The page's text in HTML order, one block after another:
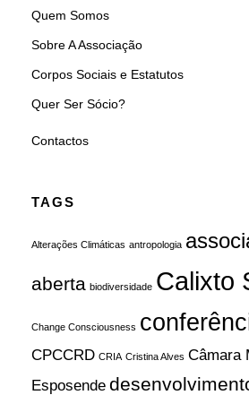
Quem Somos
Sobre A Associação
Corpos Sociais e Estatutos
Quer Ser Sócio?
Contactos
TAGS
Alterações Climáticas antropologia
aberta biodiversidade Calixto
Change Consciousness
CPCCRD CRIA Cristina Alves Câmara
Esposende